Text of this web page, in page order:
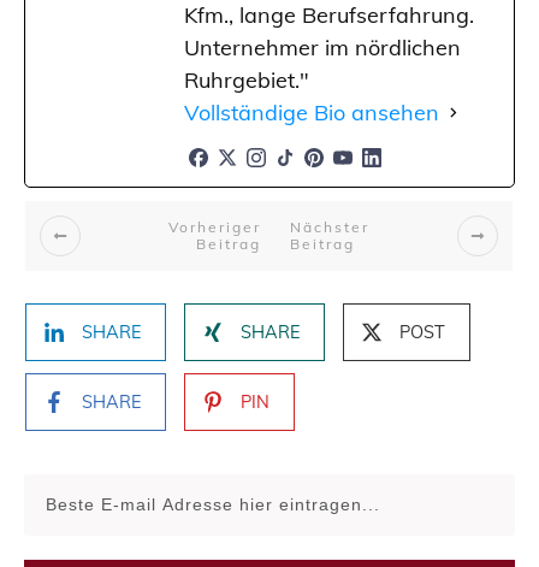
Kfm., lange Berufserfahrung.
Unternehmer im nördlichen
Ruhrgebiet."
Vollständige Bio ansehen
Vorheriger
Beitrag
Nächster
Beitrag
SHARE SHARE POST
SHARE PIN